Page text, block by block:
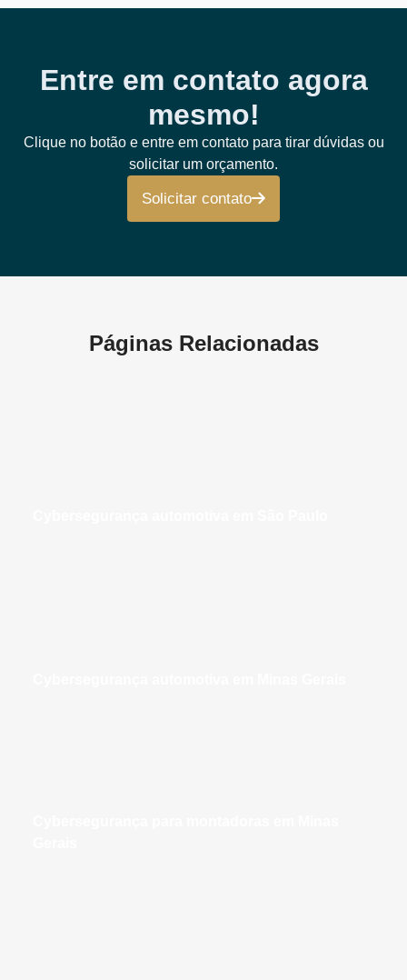
Entre em contato agora
mesmo!
Clique no botão e entre em contato para tirar dúvidas ou
solicitar um orçamento.
Solicitar contato
Páginas Relacionadas